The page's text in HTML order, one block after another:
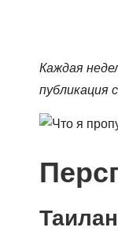
Каждая
публикация